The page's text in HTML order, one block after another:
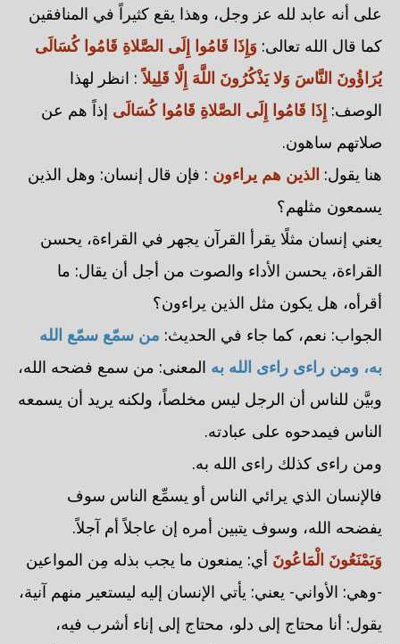
على أنه عابد لله عز وجل، وهذا يقع كثيراً في المنافقين
كما قال الله تعالى: وَإِذَا قَامُوا إِلَى الصَّلاةِ قَامُوا كُسَالَى
يُرَاؤُونَ النَّاسَ وَلا يَذْكُرُونَ اللَّهَ إِلَّا قَلِيلاً : انظر لهذا
الوصف: إِذَا قَامُوا إِلَى الصَّلاةِ قَامُوا كُسَالَى إذاً هم عن
صلاتهم ساهون.
هنا يقول: الذين هم يراءون : فإن قال إنسان: وهل الذين
يسمعون مثلهم؟
يعني إنسان مثلًا يقرأ القرآن يجهر في القراءة، يحسن
القراءة، يحسن الأداء والصوت من أجل أن يقال: ما
أقرأه، هل يكون مثل الذين يراءون؟
الجواب: نعم، كما جاء في الحديث: من سمّع سمّع الله
به، ومن راءى راءى الله به المعنى: من سمع فضحه الله،
وبيَّن للناس أن الرجل ليس مخلصاً، ولكنه يريد أن يسمعه
الناس فيمدحوه على عبادته.
ومن راءى كذلك راءى الله به.
فالإنسان الذي يرائي الناس أو يسمِّع الناس سوف
يفضحه الله، وسوف يتبين أمره إن عاجلاً أم آجلاً.
وَيَمْنَعُونَ الْمَاعُونَ أي: يمنعون ما يجب بذله مِن المواعين
-وهي: الأواني- يعني: يأتي الإنسان إليه ليستعير منهم آنية،
يقول: أنا محتاج إلى دلو، محتاج إلى إناء أشرب فيه،